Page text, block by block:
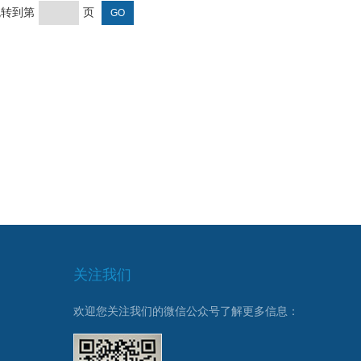
到第 页
关注我们
欢迎您关注我们的微信公众号了解更多信息：